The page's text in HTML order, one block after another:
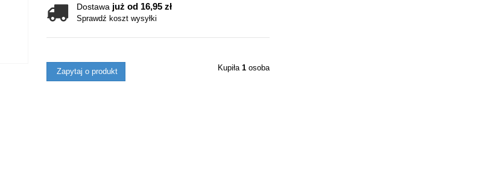
Dostawa już od 16,95 zł
Sprawdź koszt wysyłki
Kupiła 1osoba
Zapytaj o produkt